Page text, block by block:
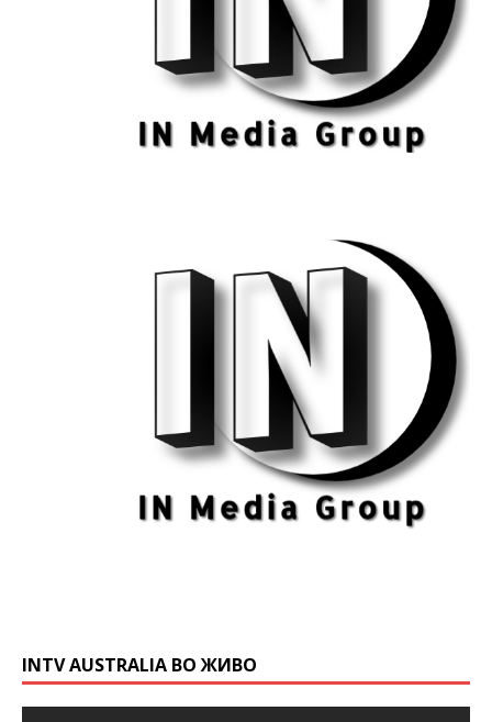
INTV AUSTRALIA ВО ЖИВО